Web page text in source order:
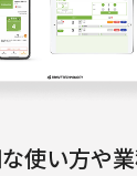
使い方や